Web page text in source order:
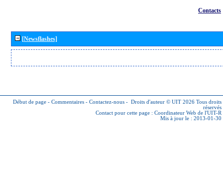
Contacts
[Newsflashes]
Début de page - Commentaires - Contactez-nous - Droits d'auteur © UIT 2026 Tous droits
réservés
Contact pour cette page : Coordinateur Web de l'UIT-R
Mis à jour le : 2013-01-30